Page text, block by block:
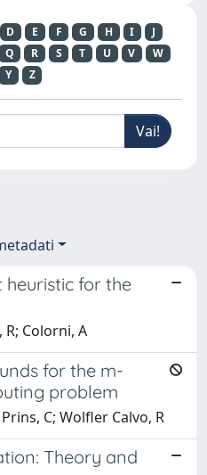
D E F G H I
J
Q R S T U V
W
Y Z
for the
R; Colorni, A
for the m-
problem
C; Wolfler Calvo, R
Theory and